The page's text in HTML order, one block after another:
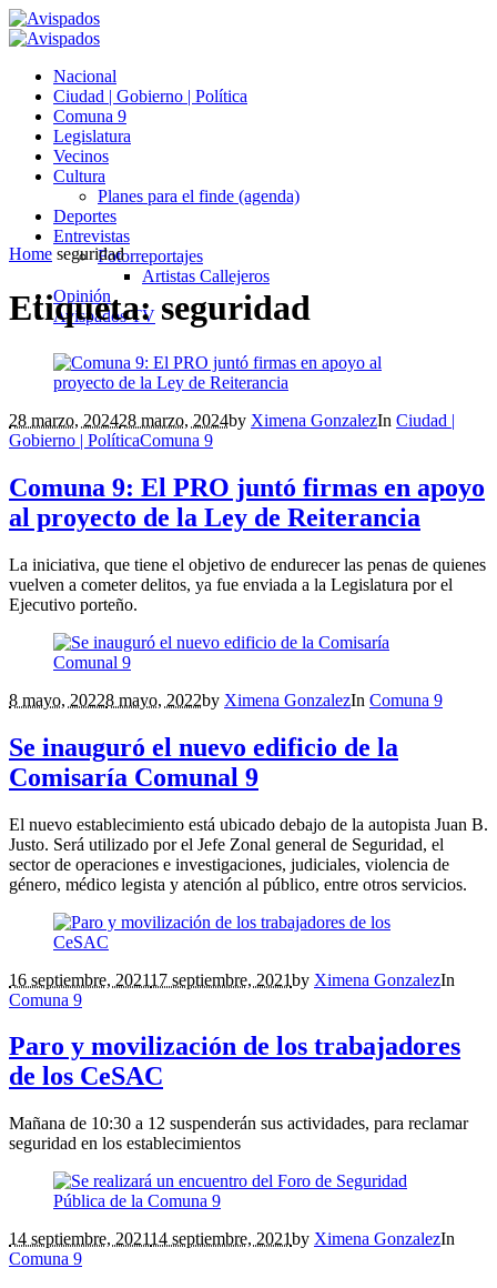
Nacional
Ciudad | Gobierno | Política
Comuna 9
Legislatura
Vecinos
Cultura
Planes para el finde (agenda)
Deportes
Entrevistas
Fotorreportajes
Artistas Callejeros
Opinión
Avispados TV
Home seguridad
Etiqueta:seguridad
28 marzo, 202428 marzo, 2024by Ximena GonzalezIn Ciudad |
Gobierno | PolíticaComuna 9
Comuna 9: El PRO juntó firmas en apoyo
al proyecto de la Ley de Reiterancia
La iniciativa, que tiene el objetivo de endurecer las penas de quienes
vuelven a cometer delitos, ya fue enviada a la Legislatura por el
Ejecutivo porteño.
8 mayo, 20228 mayo, 2022by Ximena GonzalezIn Comuna 9
Se inauguró el nuevo edificio de la
Comisaría Comunal 9
El nuevo establecimiento está ubicado debajo de la autopista Juan B.
Justo. Será utilizado por el Jefe Zonal general de Seguridad, el
sector de operaciones e investigaciones, judiciales, violencia de
género, médico legista y atención al público, entre otros servicios.
16 septiembre, 202117 septiembre, 2021by Ximena GonzalezIn
Comuna 9
Paro y movilización de los trabajadores
de los CeSAC
Mañana de 10:30 a 12 suspenderán sus actividades, para reclamar
seguridad en los establecimientos
14 septiembre, 202114 septiembre, 2021by Ximena GonzalezIn
Comuna 9